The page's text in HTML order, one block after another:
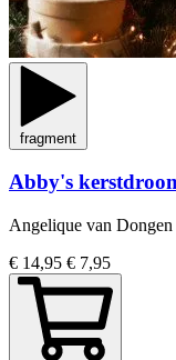
fragment
Abby's
Angelique van Dongen
€ 14,95 € 7,95